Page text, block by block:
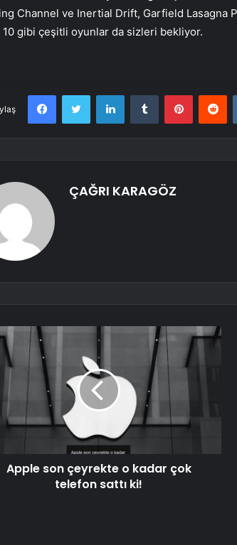
Channel ve Inertial Drift, Garfield Lasagna
10 gibi çeşitli oyunlar da sizleri bekliyor.
FacebookTwitter LinkedInTumblr Pinterest
ÇAĞRI KARAGÖZ
Apple son çeyrekte o kadar çok
telefon sattı ki!